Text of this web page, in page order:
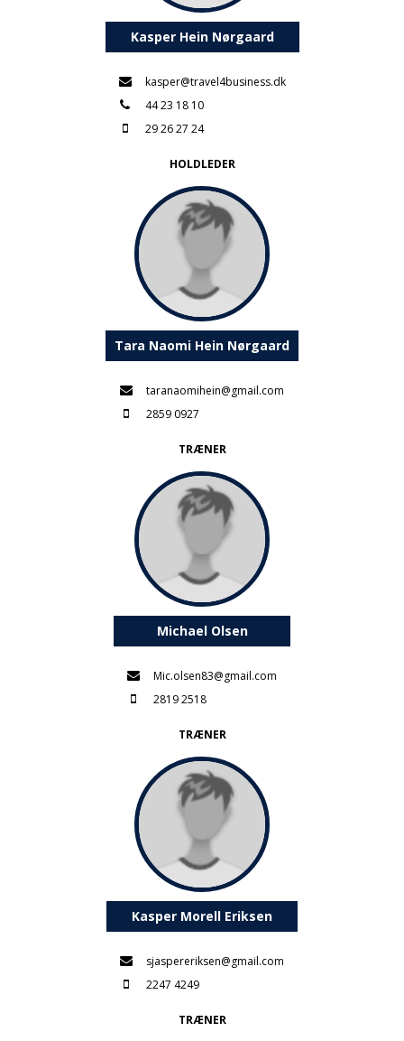
Kasper Hein Nørgaard
kasper@travel4business.dk
44 23 18 10
29 26 27 24
HOLDLEDER
Tara Naomi Hein Nørgaard
taranaomihein@gmail.com
2859 0927
TRÆNER
Michael Olsen
Mic.olsen83@gmail.com
2819 2518
TRÆNER
Kasper Morell Eriksen
sjaspereriksen@gmail.com
2247 4249
TRÆNER